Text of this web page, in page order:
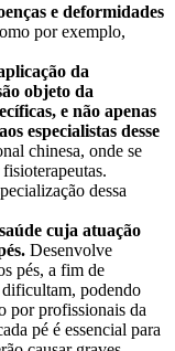
e deformidades
por exemplo,
da
objeto da
e não apenas
especialistas desse
chinesa, onde se
dessa
cuja atuação
Desenvolve
pés, a fim de
dificultam, podendo
por profissionais da
pé é essencial para